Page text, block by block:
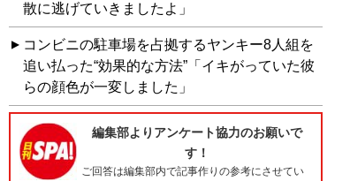
散に逃げていきましたよ」
コンビニの駐車場を占拠するヤンキー8人組を
追い払った“効果的な方法”「イキがっていた彼
らの顔色が一変しました」